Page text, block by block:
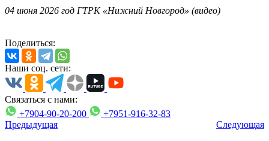
04 июня 2026 год ГТРК «Нижний Новгород» (видео)
Поделиться:
Наши соц. сети:
Связаться с нами:
+7904-90-20-200
+7951-916-32-83
Предыдущая
Следующая